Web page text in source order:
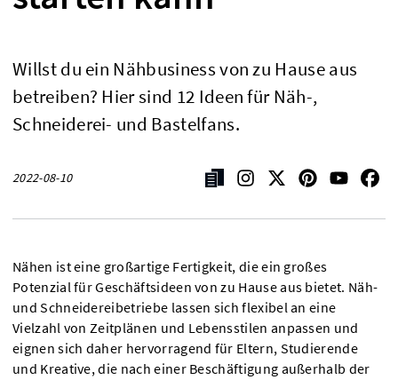
Willst du ein Nähbusiness von zu Hause aus
betreiben? Hier sind 12 Ideen für Näh-,
Schneiderei- und Bastelfans.
2022-08-10
Nähen ist eine großartige Fertigkeit, die ein großes
Potenzial für Geschäftsideen von zu Hause aus bietet. Näh-
und Schneidereibetriebe lassen sich flexibel an eine
Vielzahl von Zeitplänen und Lebensstilen anpassen und
eignen sich daher hervorragend für Eltern, Studierende
und Kreative, die nach einer Beschäftigung außerhalb der